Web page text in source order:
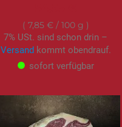
7,85 €/ 100 g
7% USt. sind schon drin –
Versandkommt obendrauf.
sofort verfügbar